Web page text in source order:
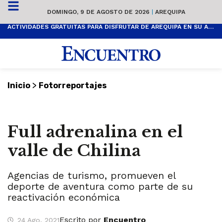
DOMINGO, 9 DE AGOSTO DE 2026 | AREQUIPA
ACTIVIDADES GRATUITAS PARA DISFRUTAR DE AREQUIPA EN SU ANIVERSARIO
Inicio > Fotorreportajes
Full adrenalina en el
valle de Chilina
Agencias de turismo, promueven el
deporte de aventura como parte de su
reactivación económica
24 Ago, 2021Escrito por Encuentro